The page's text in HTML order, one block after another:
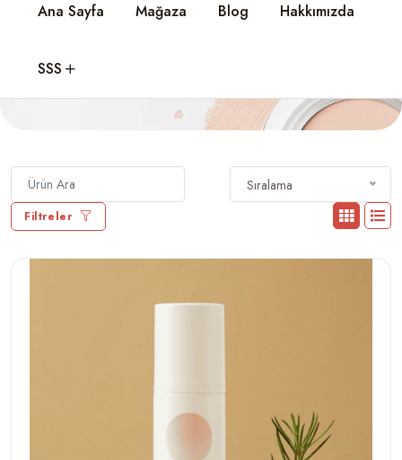
Ana Sayfa Mağaza Blog Hakkımızda
SSS
Ana Sayfa
Sıralama
Filtreler